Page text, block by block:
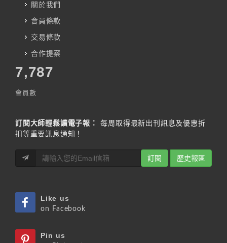
關於我們
會員條款
交易條款
合作提案
7,787
會員數
訂閱大師輕鬆讀電子報：
每周取得最新出刊訊息及優惠折
扣等重要訊息通知！
訂閱 歷史報區
Like us
on Facebook
Pin us